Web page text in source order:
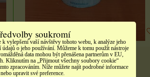
330 Kč
KOŠÍKU
soukromí
vylepšení vaší návštěvy tohoto webu, k analýze jeho
o jeho používání. Můžeme k tomu použít nástroje
data mohou být přenášena partnerům v EU,
Kliknutím na „Přijmout všechny soubory cookie“
zpracováním. Níže můžete najít podrobné informace
nebo upravit své preference.